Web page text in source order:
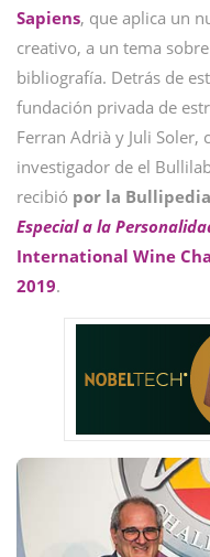
Sapiens, que aplica un
creativo, a un tema
bibliografía. Detrás de
fundación privada de
Ferran Adrià y Juli
investigador de el
recibió por la Bullipedia
Especial a la
International Wine
2019.